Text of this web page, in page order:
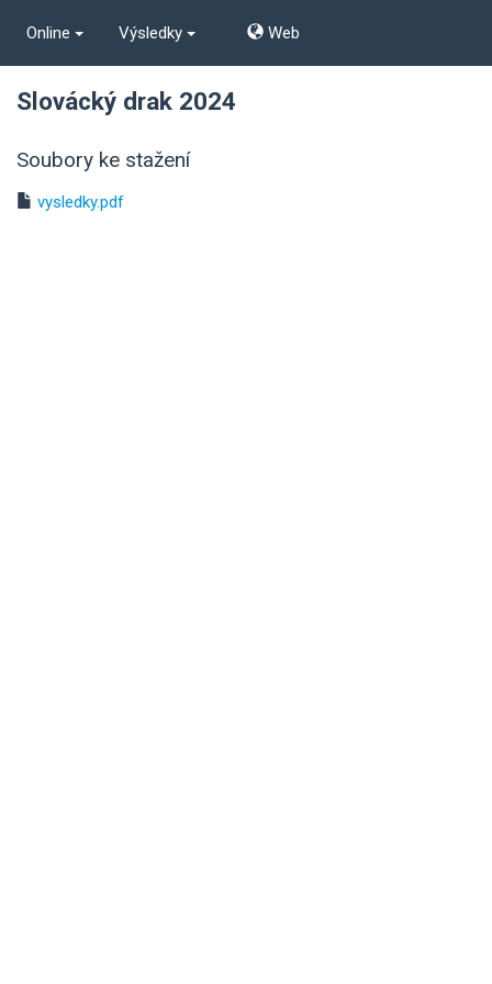
Online Výsledky Web
Slovácký drak 2024
Soubory ke stažení
vysledky.pdf